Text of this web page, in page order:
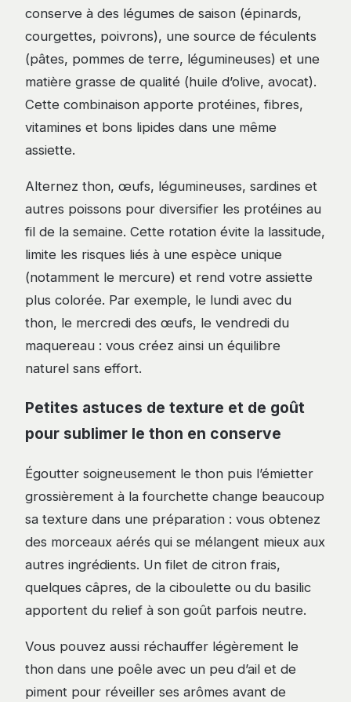
conserve à des légumes de saison (épinards,
courgettes, poivrons), une source de féculents
(pâtes, pommes de terre, légumineuses) et une
matière grasse de qualité (huile d’olive, avocat).
Cette combinaison apporte protéines, fibres,
vitamines et bons lipides dans une même
assiette.
Alternez thon, œufs, légumineuses, sardines et
autres poissons pour diversifier les protéines au
fil de la semaine. Cette rotation évite la lassitude,
limite les risques liés à une espèce unique
(notamment le mercure) et rend votre assiette
plus colorée. Par exemple, le lundi avec du
thon, le mercredi des œufs, le vendredi du
maquereau : vous créez ainsi un équilibre
naturel sans effort.
Petites astuces de texture et de goût
pour sublimer le thon en conserve
Égoutter soigneusement le thon puis l’émietter
grossièrement à la fourchette change beaucoup
sa texture dans une préparation : vous obtenez
des morceaux aérés qui se mélangent mieux aux
autres ingrédients. Un filet de citron frais,
quelques câpres, de la ciboulette ou du basilic
apportent du relief à son goût parfois neutre.
Vous pouvez aussi réchauffer légèrement le
thon dans une poêle avec un peu d’ail et de
piment pour réveiller ses arômes avant de